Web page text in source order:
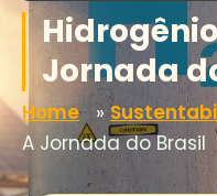
Jornada
Home»
A Jornada do Brasil